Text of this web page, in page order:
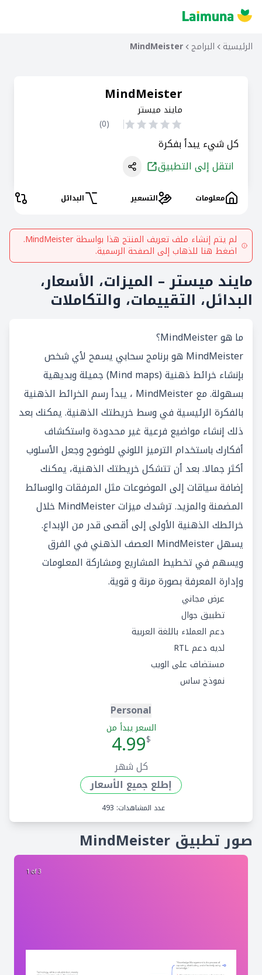
الرئيسية البرامج MindMeister
MindMeister
مايند ميستر
(
0
)
كل شيء يبدأ بفكرة
انتقل إلى التطبيق
معلومات التسعير البدائل
لم يتم إنشاء ملف تعريف المنتج هذا بواسطةMindMeister
.
اضغط هنا للذهاب إلى الصفحة الرسمية.
مايند ميستر – الميزات، الأسعار،
البدائل، التقييمات، والتكاملات
ما هو MindMeister؟
MindMeister هو برنامج سحابي يسمح لأي شخص
بإنشاء خرائط ذهنية (Mind maps) جميلة وبديهية
بسهولة. مع MindMeister ، يبدأ رسم الخرائط الذهنية
بالفكرة الرئيسية في وسط خريطتك الذهنية. يمكنك بعد
ذلك إنشاء مواضيع فرعية غير محدودة واستكشاف
أفكارك باستخدام الترميز اللوني للوضوح وجعل الأسلوب
أكثر جمالا. بعد أن تتشكل خريطتك الذهنية، يمكنك
إضافة سياقات إلى الموضوعات مثل المرفقات والوسائط
المضمنة والمزيد. ترشدك ميزات MindMeister خلال
خرائطك الذهنية الأولى إلى أقصى قدر من الإبداع.
يسهل MindMeister العصف الذهني في الفرق
ويسهم في تخطيط المشاريع ومشاركة المعلومات
وإدارة المعرفة بصورة مرنة و قوية.
عرض مجاني
تطبيق جوال
دعم العملاء باللغة العربية
لديه دعم RTL
مستضاف على الويب
نموذج ساس
Personal
السعر يبدأ من
$
4.99
كل شهر
إطلع جميع الأسعار
عدد المشاهدات: 493
صور تطبيق MindMeister
2 of 3